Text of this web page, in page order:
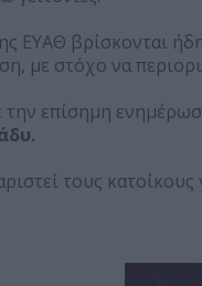
ΕΥΑΘ βρίσκονται
με στόχο να
επίσημη
τους κατοίκους